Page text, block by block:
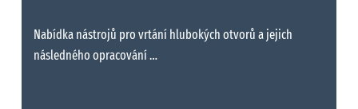
Nabídka nástrojů pro vrtání hlubokých otvorů a jejich
následného opracování …